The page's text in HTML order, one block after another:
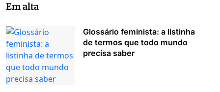
Em alta
Glossário feminista: a listinha
de termos que todo mundo
precisa saber